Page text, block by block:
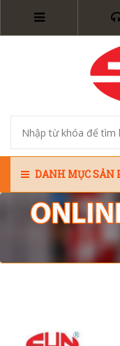
DANH MỤC SẢN